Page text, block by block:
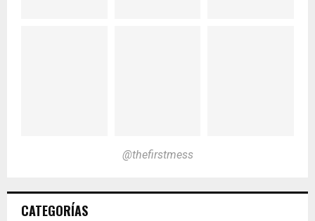
@thefirstmess
CATEGORÍAS